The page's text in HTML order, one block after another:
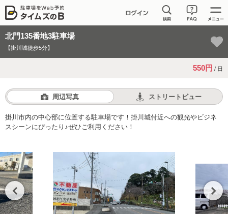
北門135番地3駐車場
【掛川城徒歩5分】
550円 / 日
周辺写真 ストリートビュー
掛川市内の中心部に位置する駐車場です！掛川城付近への観光やビジネ
スシーンにぴったり♪ぜひご利用ください！